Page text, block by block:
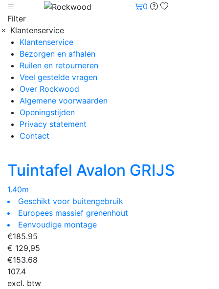
0
Filter
Klantenservice
Klantenservice
Bezorgen en afhalen
Ruilen en retourneren
Veel gestelde vragen
Over Rockwood
Algemene voorwaarden
Openingstijden
Privacy statement
Contact
Tuintafel Avalon GRIJS
1.40m
Geschikt voor buitengebruik
Europees massief grenenhout
Eenvoudige montage
€185.95
€ 129,95
€153.68
107.4
excl. btw